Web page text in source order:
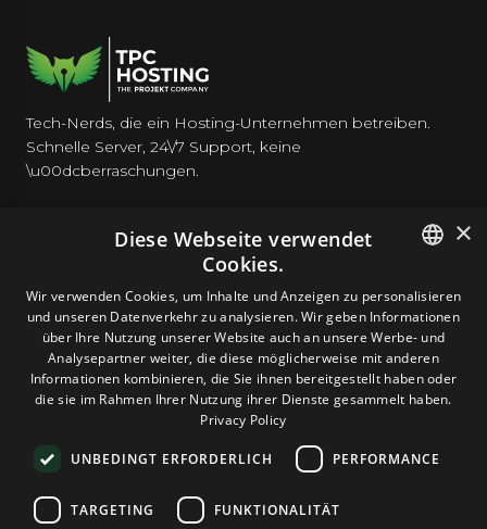
Tech-Nerds, die ein Hosting-Unternehmen betreiben.
Schnelle Server, 24\/7 Support, keine
\u00dcberraschungen.
HOSTING
DOMAINS & E-MAIL
TOOLS & SICHERHEIT
UNTERNEHMEN
ENGLISH
ROMANIAN
×
Diese Webseite verwendet
Cookies.
Wir verwenden Cookies, um Inhalte und Anzeigen zu personalisieren
und unseren Datenverkehr zu analysieren. Wir geben Informationen
über Ihre Nutzung unserer Website auch an unsere Werbe- und
Analysepartner weiter, die diese möglicherweise mit anderen
Informationen kombinieren, die Sie ihnen bereitgestellt haben oder
die sie im Rahmen Ihrer Nutzung ihrer Dienste gesammelt haben.
Privacy Policy
UNBEDINGT ERFORDERLICH PERFORMANCE
TARGETING FUNKTIONALITÄT